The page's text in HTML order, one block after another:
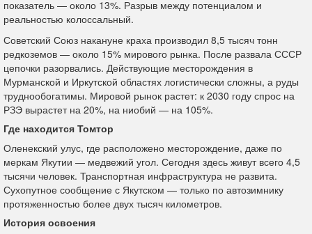
показатель — около 13%. Разрыв между потенциалом и
реальностью колоссальный.
Советский Союз накануне краха производил 8,5 тысяч тонн
редкоземов — около 15% мирового рынка. После развала СССР
цепочки разорвались. Действующие месторождения в
Мурманской и Иркутской областях логистически сложны, а руды
труднообогатимы. Мировой рынок растет: к 2030 году спрос на
РЗЭ вырастет на 20%, на ниобий — на 105%.
Где находится Томтор
Оленекский улус, где расположено месторождение, даже по
меркам Якутии — медвежий угол. Сегодня здесь живут всего 4,5
тысячи человек. Транспортная инфраструктура не развита.
Сухопутное сообщение с Якутском — только по автозимнику
протяженностью более двух тысяч километров.
История освоения